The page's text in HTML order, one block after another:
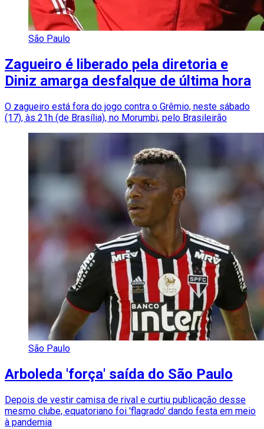
São Paulo
Zagueiro é liberado pela diretoria e
Diniz amarga desfalque de última hora
O zagueiro está fora do jogo contra o Grêmio, neste sábado
(17), às 21h (de Brasília), no Morumbi, pelo Brasileirão
São Paulo
Arboleda 'força' saída do São Paulo
Depois de vestir camisa de rival e curtiu publicação desse
mesmo clube, equatoriano foi 'flagrado' dando festa em meio
à pandemia